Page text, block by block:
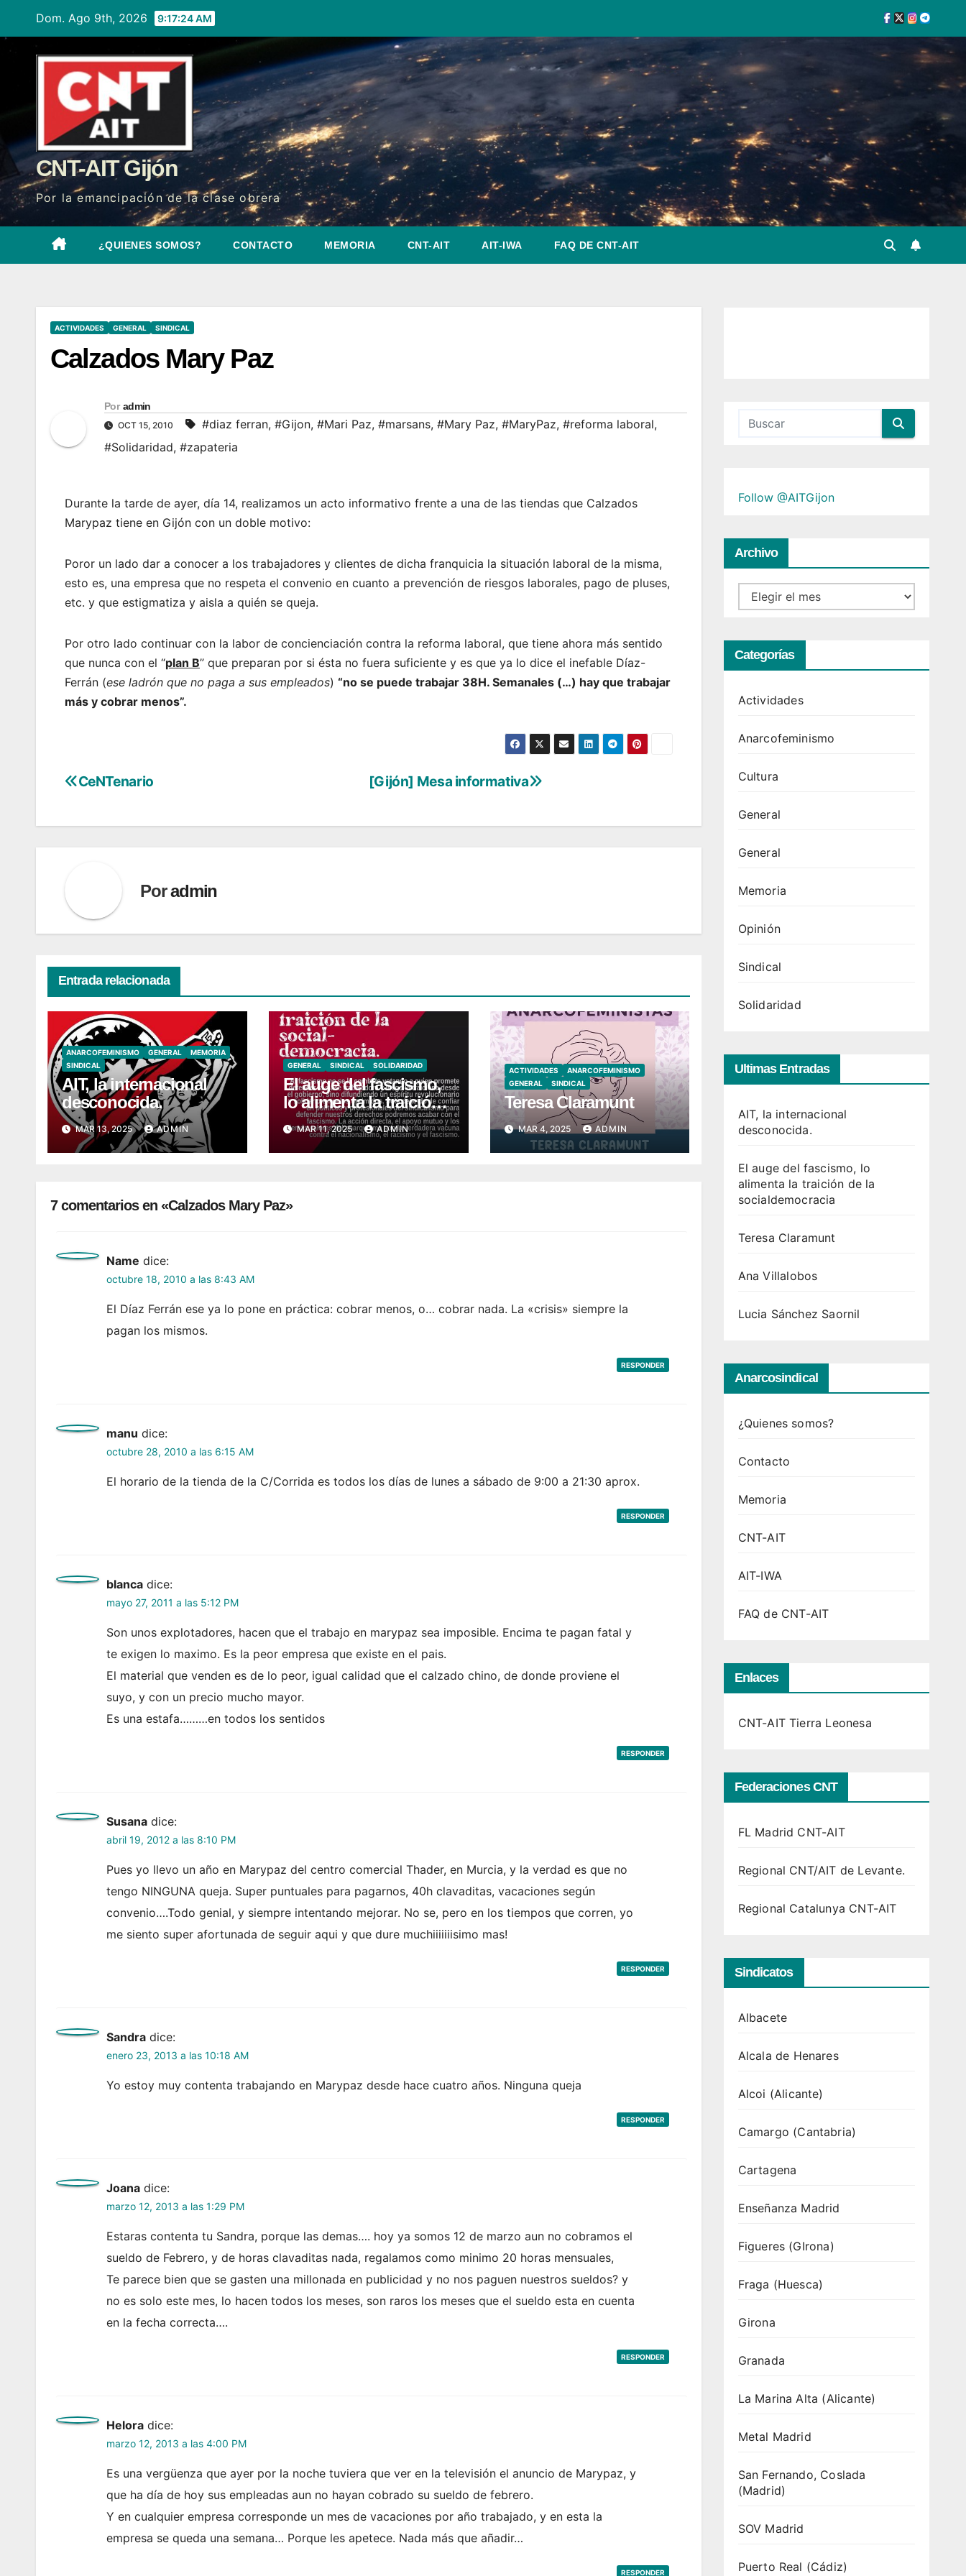
contenido
Dom. Ago 9th, 2026 9:17:25 AM
CNT-AIT Gijón
Por la emancipación de la clase obrera
¿QUIENES SOMOS? CONTACTO MEMORIA CNT-AIT AIT-IWA FAQ DE CNT-AIT
ACTIVIDADES GENERAL SINDICAL
Calzados Mary Paz
Por admin
OCT 15, 2010 #diaz ferran, #Gijon, #Mari Paz, #marsans, #Mary Paz, #MaryPaz, #reforma laboral,
#Solidaridad, #zapateria
Durante la tarde de ayer, día 14, realizamos un acto informativo frente a una de las tiendas que Calzados
Marypaz tiene en Gijón con un doble motivo:
Poror un lado dar a conocer a los trabajadores y clientes de dicha franquicia la situación laboral de la misma,
esto es, una empresa que no respeta el convenio en cuanto a prevención de riesgos laborales, pago de pluses,
etc. y que estigmatiza y aisla a quién se queja.
Por otro lado continuar con la labor de concienciación contra la reforma laboral, que tiene ahora más sentido
que nunca con el “plan B” que preparan por si ésta no fuera suficiente y es que ya lo dice el inefable Díaz-
Ferrán (ese ladrón que no paga a sus empleados) “no se puede trabajar 38H. Semanales (…) hay que trabajar
más y cobrar menos”.
Navegación
[Gijón] Mesa informativa
CeNTenario
Poradmin
Entrada relacionada
ANARCOFEMINISMO GENERAL
MEMORIA
SINDICAL
AIT, la internacional
desconocida.
MAR 13, 2025 ADMIN
GENERAL SINDICAL SOLIDARIDAD
El auge del fascismo,
lo alimenta la traición
de la socialdemocracia
MAR 11, 2025 ADMIN
ACTIVIDADES
ANARCOFEMINISMO
GENERAL
SINDICAL
Teresa Claramunt
MAR 4, 2025 ADMIN
7 comentarios en «Calzados Mary Paz»
Name dice:
octubre 18, 2010 a las 8:43 AM
El Díaz Ferrán ese ya lo pone en práctica: cobrar menos, o… cobrar nada. La «crisis» siempre la
pagan los mismos.
RESPONDER
manu dice:
octubre 28, 2010 a las 6:15 AM
El horario de la tienda de la C/Corrida es todos los días de lunes a sábado de 9:00 a 21:30 aprox.
RESPONDER
blanca dice:
mayo 27, 2011 a las 5:12 PM
Son unos explotadores, hacen que el trabajo en marypaz sea imposible. Encima te pagan fatal y
te exigen lo maximo. Es la peor empresa que existe en el pais.
El material que venden es de lo peor, igual calidad que el calzado chino, de donde proviene el
suyo, y con un precio mucho mayor.
Es una estafa………en todos los sentidos
RESPONDER
Susana dice:
abril 19, 2012 a las 8:10 PM
Pues yo llevo un año en Marypaz del centro comercial Thader, en Murcia, y la verdad es que no
tengo NINGUNA queja. Super puntuales para pagarnos, 40h clavaditas, vacaciones según
convenio….Todo genial, y siempre intentando mejorar. No se, pero en los tiempos que corren, yo
me siento super afortunada de seguir aqui y que dure muchiiiiiiisimo mas!
RESPONDER
Sandra dice:
enero 23, 2013 a las 10:18 AM
Yo estoy muy contenta trabajando en Marypaz desde hace cuatro años. Ninguna queja
RESPONDER
Joana dice:
marzo 12, 2013 a las 1:29 PM
Estaras contenta tu Sandra, porque las demas…. hoy ya somos 12 de marzo aun no cobramos el
sueldo de Febrero, y de horas clavaditas nada, regalamos como minimo 20 horas mensuales,
Te parece bien que se gasten una millonada en publicidad y no nos paguen nuestros sueldos? y
no es solo este mes, lo hacen todos los meses, son raros los meses que el sueldo esta en cuenta
en la fecha correcta….
RESPONDER
Helora dice:
marzo 12, 2013 a las 4:00 PM
Es una vergüenza que ayer por la noche tuviera que ver en la televisión el anuncio de Marypaz, y
que ha día de hoy sus empleadas aun no hayan cobrado su sueldo de febrero.
Y en cualquier empresa corresponde un mes de vacaciones por año trabajado, y en esta la
empresa se queda una semana… Porque les apetece. Nada más que añadir…
RESPONDER
Follow @AITGijon
Archivo
Archivo
Categorías
Actividades
Anarcofeminismo
Cultura
General
General
Memoria
Opinión
Sindical
Solidaridad
Ultimas Entradas
AIT, la internacional
desconocida.
El auge del fascismo, lo
alimenta la traición de la
socialdemocracia
Teresa Claramunt
Ana Villalobos
Lucia Sánchez Saornil
Anarcosindical
¿Quienes somos?
Contacto
Memoria
CNT-AIT
AIT-IWA
FAQ de CNT-AIT
Enlaces
CNT-AIT Tierra Leonesa
Federaciones CNT
FL Madrid CNT-AIT
Regional CNT/AIT de Levante.
Regional Catalunya CNT-AIT
Sindicatos
Albacete
Alcala de Henares
Alcoi (Alicante)
Camargo (Cantabria)
Cartagena
Enseñanza Madrid
Figueres (GIrona)
Fraga (Huesca)
Girona
Granada
La Marina Alta (Alicante)
Metal Madrid
San Fernando, Coslada
(Madrid)
SOV Madrid
Puerto Real (Cádiz)